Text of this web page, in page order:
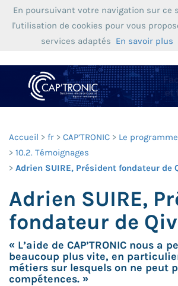
Accueil fr CAP’TRONIC
Le programme
10.2. Témoignages
Adrien SUIRE, Président fondateur de
Adrien SUIRE,
fondateur de
« L’aide de CAP’TRONIC nous a
beaucoup plus vite, en
métiers sur lesquels on ne peut
compétences. »
En poursuivant votre navigation sur ce
l'utilisation de cookies pour vous
services adaptés En savoir plus